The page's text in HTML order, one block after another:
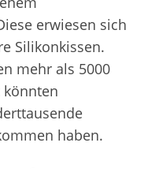
erwiesen sich
Silikonkissen.
mehr als 5000
haben.